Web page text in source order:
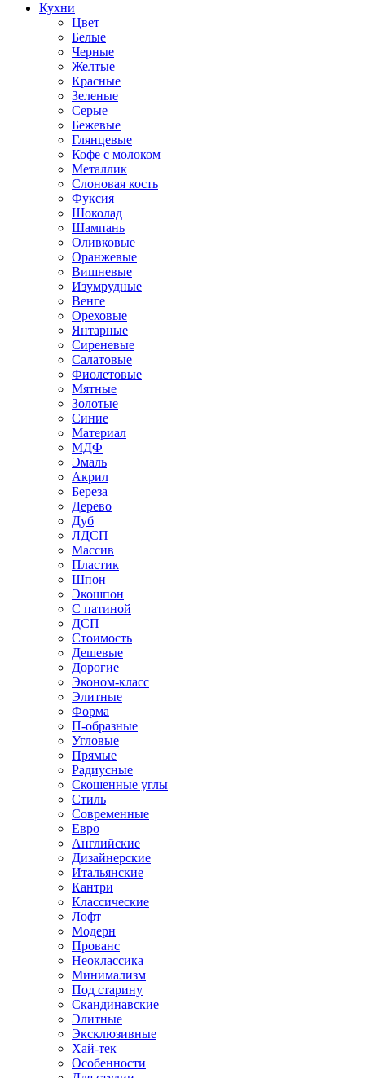
Кухни
Цвет
Белые
Черные
Желтые
Красные
Зеленые
Серые
Бежевые
Глянцевые
Кофе с молоком
Металлик
Слоновая кость
Фуксия
Шоколад
Шампань
Оливковые
Оранжевые
Вишневые
Изумрудные
Венге
Ореховые
Янтарные
Сиреневые
Салатовые
Фиолетовые
Мятные
Золотые
Синие
Материал
МДФ
Эмаль
Акрил
Береза
Дерево
Дуб
ЛДСП
Массив
Пластик
Шпон
Экошпон
С патиной
ДСП
Стоимость
Дешевые
Дорогие
Эконом-класс
Элитные
Форма
П-образные
Угловые
Прямые
Радиусные
Скошенные углы
Стиль
Современные
Евро
Английские
Дизайнерские
Итальянские
Кантри
Классические
Лофт
Модерн
Прованс
Неоклассика
Минимализм
Под старину
Скандинавские
Элитные
Эксклюзивные
Хай-тек
Особенности